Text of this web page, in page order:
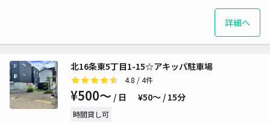
詳細へ
北16条東5丁目1-15☆アキッパ駐車場
4.8 / 4件
¥500〜 / 日 ¥50〜 / 15分
時間貸し可